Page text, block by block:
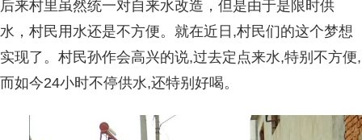
后来村里虽然统一对自来水改造，但是由于是限时供
水，村民用水还是不方便。就在近日,村民们的这个梦想
实现了。村民孙作会高兴的说,过去定点来水,特别不方便,
而如今24小时不停供水,还特别好喝。